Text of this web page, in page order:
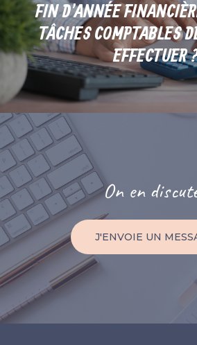
FIN D'ANNÉE
TÂCHES COMPTABLES
EFFECTUER ?
On en
J'ENVOIE UN